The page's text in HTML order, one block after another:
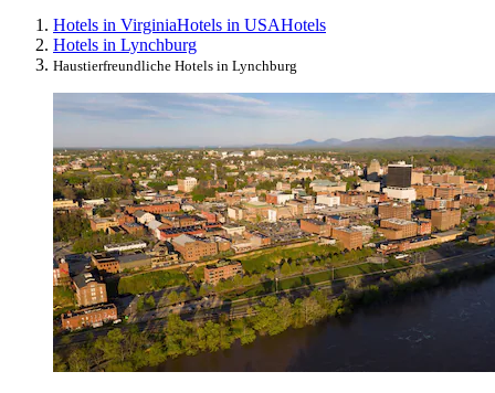
Hotels in VirginiaHotels in USAHotels
Hotels in Lynchburg
Haustierfreundliche Hotels in Lynchburg